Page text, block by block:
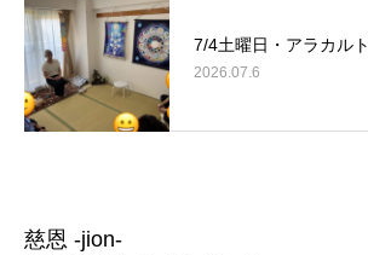
7/4土曜日・アラカルト
2026.07.6
慈恩 -jion-